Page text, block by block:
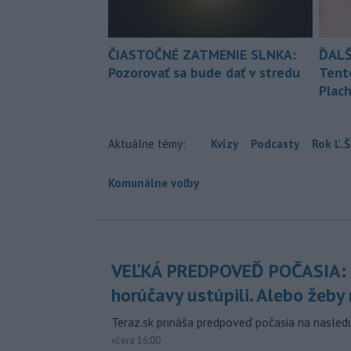
ČIASTOČNÉ ZATMENIE SLNKA:
Pozorovať sa bude dať v stredu
Aktuálne témy: Kvízy Podcasty Rok
Komunálne voľby
VEĽKÁ PREDPOVEĎ
horúčavy ustúpili. Alebo žeby
Teraz.sk prináša predpoveď počasia na
včera 16:00